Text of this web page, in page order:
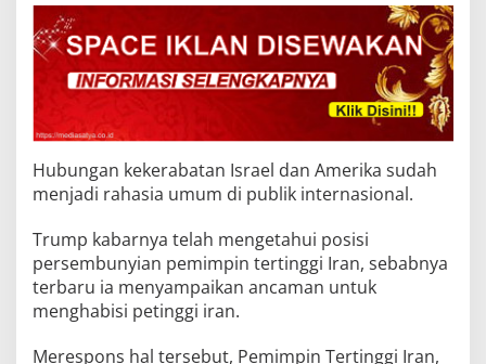
Hubungan kekerabatan Israel dan Amerika sudah
menjadi rahasia umum di publik internasional.
Trump kabarnya telah mengetahui posisi
persembunyian pemimpin tertinggi Iran, sebabnya
terbaru ia menyampaikan ancaman untuk
menghabisi petinggi iran.
Merespons hal tersebut, Pemimpin Tertinggi Iran,